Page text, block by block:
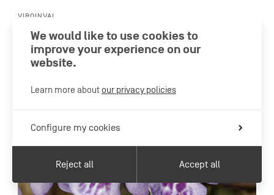
VIROINVAL
Vierves-sur-Viroin, one of the Most Beautiful Villages
of Wallonia
We would like to use cookies to
improve your experience on our
website.
Learn more about our privacy policies
Configure my cookies
Reject all Accept all